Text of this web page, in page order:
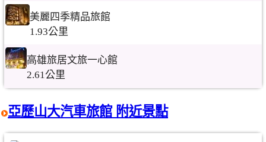
美麗四季精品旅館
1.93公里
高雄旅居文旅一心館
2.61公里
亞歷山大汽車旅館 附近景點